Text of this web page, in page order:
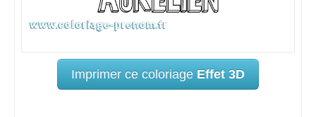
Imprimer ce coloriage Effet 3D